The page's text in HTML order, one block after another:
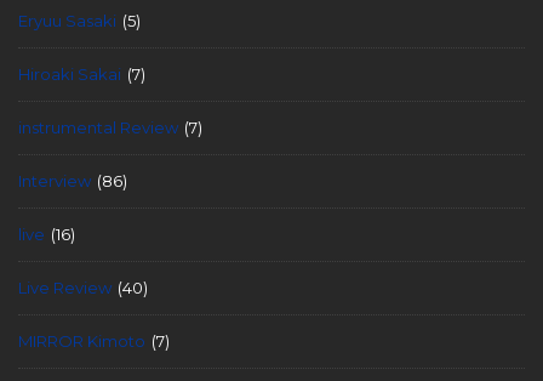
Eryuu Sasaki (5)
Hiroaki Sakai (7)
instrumental Review (7)
Interview (86)
live (16)
Live Review (40)
MIRROR Kimoto (7)